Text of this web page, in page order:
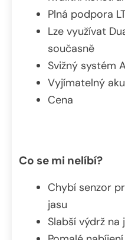
Plná podpora
Lze využívat
současně
Svižný systém
Vyjímatelný
Cena
Co se mi nelíbí?
Chybí senzor
jasu
Slabší výdrž